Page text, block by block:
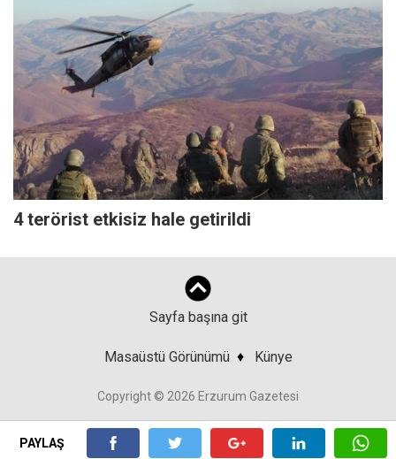
PAYLAŞ
4 terörist etkisiz hale getirildi
Sayfa başına git
Masaüstü Görünümü ♦ Künye
Copyright © 2026 Erzurum Gazetesi